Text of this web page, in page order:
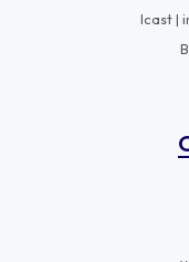
Icast |